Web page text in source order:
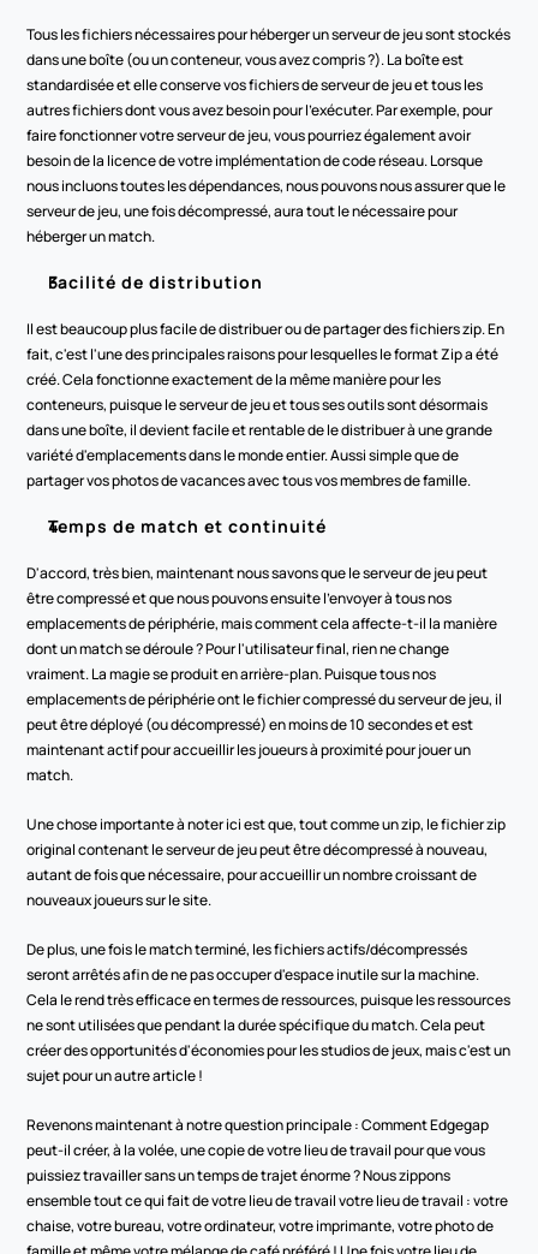
Tous les fichiers nécessaires pour héberger un serveur de jeu sont stockés
dans une boîte (ou un conteneur, vous avez compris ?). La boîte est
standardisée et elle conserve vos fichiers de serveur de jeu et tous les
autres fichiers dont vous avez besoin pour l'exécuter. Par exemple, pour
faire fonctionner votre serveur de jeu, vous pourriez également avoir
besoin de la licence de votre implémentation de code réseau. Lorsque
nous incluons toutes les dépendances, nous pouvons nous assurer que le
serveur de jeu, une fois décompressé, aura tout le nécessaire pour
héberger un match.
Facilité de distribution
Il est beaucoup plus facile de distribuer ou de partager des fichiers zip. En
fait, c'est l'une des principales raisons pour lesquelles le format Zip a été
créé. Cela fonctionne exactement de la même manière pour les
conteneurs, puisque le serveur de jeu et tous ses outils sont désormais
dans une boîte, il devient facile et rentable de le distribuer à une grande
variété d'emplacements dans le monde entier. Aussi simple que de
partager vos photos de vacances avec tous vos membres de famille.
Temps de match et continuité
D'accord, très bien, maintenant nous savons que le serveur de jeu peut
être compressé et que nous pouvons ensuite l'envoyer à tous nos
emplacements de périphérie, mais comment cela affecte-t-il la manière
dont un match se déroule ? Pour l'utilisateur final, rien ne change
vraiment. La magie se produit en arrière-plan. Puisque tous nos
emplacements de périphérie ont le fichier compressé du serveur de jeu, il
peut être déployé (ou décompressé) en moins de 10 secondes et est
maintenant actif pour accueillir les joueurs à proximité pour jouer un
match.
Une chose importante à noter ici est que, tout comme un zip, le fichier zip
original contenant le serveur de jeu peut être décompressé à nouveau,
autant de fois que nécessaire, pour accueillir un nombre croissant de
nouveaux joueurs sur le site.
De plus, une fois le match terminé, les fichiers actifs/décompressés
seront arrêtés afin de ne pas occuper d'espace inutile sur la machine.
Cela le rend très efficace en termes de ressources, puisque les ressources
ne sont utilisées que pendant la durée spécifique du match. Cela peut
créer des opportunités d'économies pour les studios de jeux, mais c'est un
sujet pour un autre article !
Revenons maintenant à notre question principale : Comment Edgegap
peut-il créer, à la volée, une copie de votre lieu de travail pour que vous
puissiez travailler sans un temps de trajet énorme ? Nous zippons
ensemble tout ce qui fait de votre lieu de travail votre lieu de travail : votre
chaise, votre bureau, votre ordinateur, votre imprimante, votre photo de